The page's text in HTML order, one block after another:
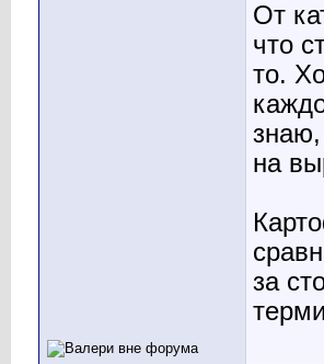
От
что
то.
на
за